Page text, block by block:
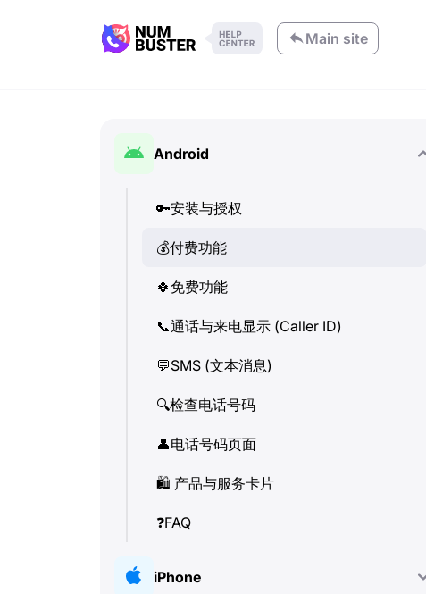
Main site
Android
🔑安装与授权
💰付费功能
🍀 免费功能
📞通话与来电显示 (Caller ID)
💬SMS (文本消息)
🔍检查电话号码
👤电话号码页面
🛍 ️ 产品与服务卡片
❓FAQ
iPhone